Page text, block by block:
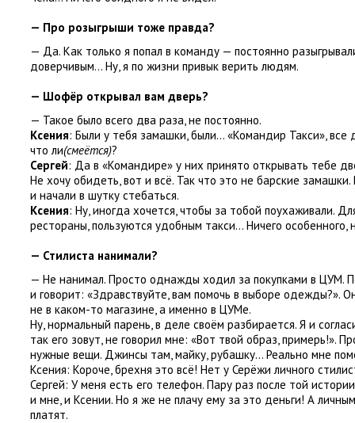
— Про розыгрыши тоже правда?
— Да. Как только я попал в команду — постоянно
доверчивым… Ну, я по жизни привык верить людям.
— Шофёр открывал вам дверь?
— Такое было всего два раза, не постоянно.
Ксения: Были у тебя замашки, были… «Командир Такси», все
что ли(смеётся)?
Сергей: Да в «Командире» у них принято открывать тебе
Не хочу обидеть, вот и всё. Так что это не барские
и начали в шутку стебаться.
Ксения: Ну, иногда хочется, чтобы за тобой поухаживали.
рестораны, пользуются удобным такси… Ничего особенного,
— Стилиста нанимали?
— Не нанимал. Просто однажды ходил за покупками в ЦУМ.
и говорит: «Здравствуйте, вам помочь в выборе одежды?».
не в каком-то магазине, а именно в ЦУМе.
Ну, нормальный парень, в деле своём разбирается. Я и
так его зовут, не говорил мне: «Вот твой образ, примерь!».
нужные вещи. Джинсы там, майку, рубашку… Реально мне
Ксения: Короче, брехня это всё! Нет у Серёжи личного
Сергей: У меня есть его телефон. Пару раз после той
и мне, и Ксении. Но я же не плачу ему за это деньги! А
платят.